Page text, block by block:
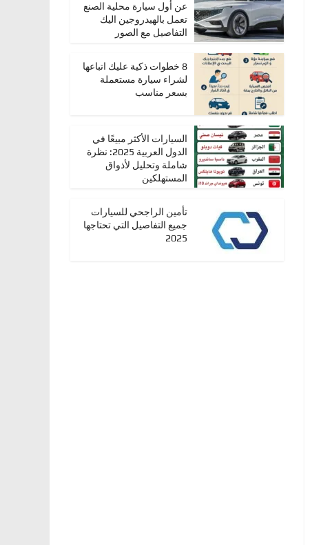
عن أول سيارة محلية الصنع
تعمل بالهيدروجين اليك
التفاصيل مع الصور
8 خطوات ذكية عليك اتباعها
لشراء سيارة مستعملة
بسعر مناسب
السيارات الأكثر مبيعًا في
الدول العربية 2025: نظرة
شاملة وتحليل لأذواق
المستهلكين
تأمين الراجحي للسيارات
جميع التفاصيل التي تحتاجها
2025